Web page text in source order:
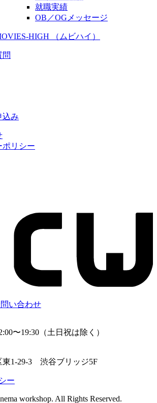
就職実績
OB／OGメッセージ
HIGH （ムビハイ）
問
込み
ポリシー
い合わせ
〜19:30（土日祝は除く）
東1-29-3 渋谷ブリッジ5F
ー
workshop. All Rights Reserved.